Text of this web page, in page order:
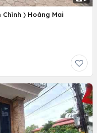
Chính ) Hoàng Mai